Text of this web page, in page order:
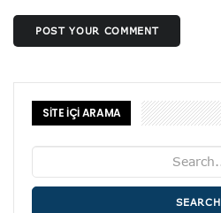
POST YOUR COMMENT
SİTE İÇİ ARAMA
SEARCH